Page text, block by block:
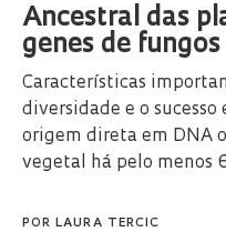
Ancestral das
genes de
Características
diversidade e o
origem direta em DNA
vegetal há pelo menos
POR LAURA TERCIC